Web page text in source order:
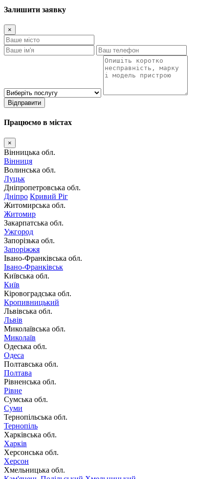
Залишити заявку
×
Відправити
Працюємо в містах
×
Вінницька обл.
Вінниця
Волинська обл.
Луцьк
Дніпропетровська обл.
Дніпро Кривий Ріг
Житомирська обл.
Житомир
Закарпатська обл.
Ужгород
Запорізька обл.
Запоріжжя
Івано-Франківська обл.
Івано-Франківськ
Київська обл.
Київ
Кіровоградська обл.
Кропивницький
Львівська обл.
Львів
Миколаївська обл.
Миколаїв
Одеська обл.
Одеса
Полтавська обл.
Полтава
Рівненська обл.
Рівне
Сумська обл.
Суми
Тернопільська обл.
Тернопіль
Харківська обл.
Харків
Херсонська обл.
Херсон
Хмельницька обл.